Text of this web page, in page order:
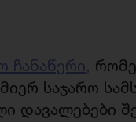
ჩანაწერი,
საჯარო
დავალებები